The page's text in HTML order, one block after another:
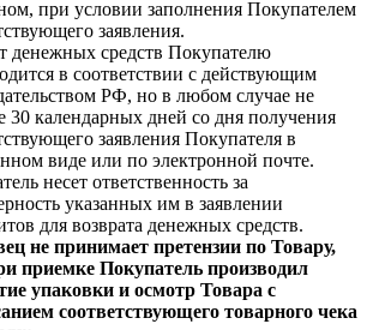
при условии заполнения Покупателем
заявления.
денежных средств Покупателю
в соответствии с действующим
РФ, но в любом случае не
30 календарных дней со дня получения
заявления Покупателя в
виде или по электронной почте.
несет ответственность за
указанных им в заявлении
для возврата денежных средств.
не принимает претензии по Товару,
приемке Покупатель производил
упаковки и осмотр Товара с
соответствующего товарного чека